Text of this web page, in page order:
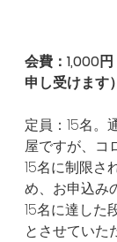
会費：1,000
申し受けます）
定員：15名。
屋ですが、コ
15名に制限さ
め、お申込み
15名に達した
とさせていた